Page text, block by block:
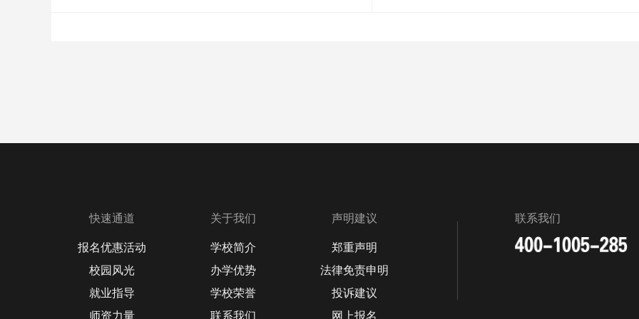
快速通道
报名优惠活动
校园风光
就业指导
师资力量
关于我们
学校简介
办学优势
学校荣誉
联系我们
声明建议
郑重声明
法律免责申明
投诉建议
网上报名
联系我们